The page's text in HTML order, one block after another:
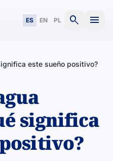
ES EN PL search menu
este sueño positivo?
significa